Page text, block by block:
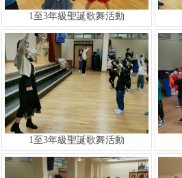
1至3年級聖誕歌舞活動
1至3年級聖誕歌舞活動